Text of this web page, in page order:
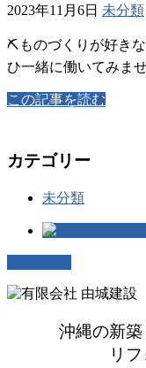
2023年11月6日 未分類
⛏ものづくりが好
ひ一緒に働いてみま
この記事を読む
カテゴリー
未分類
沖縄の新築
リフォー